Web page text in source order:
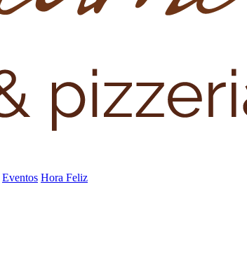
Eventos Hora Feliz